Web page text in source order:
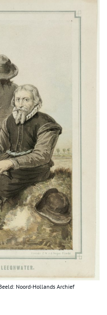
Noord-Hollands Archief